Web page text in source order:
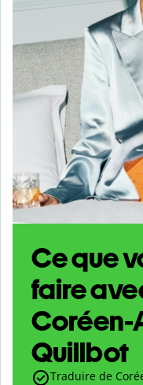
Ce que
faire
Coréen-
Quillbot
Traduire de